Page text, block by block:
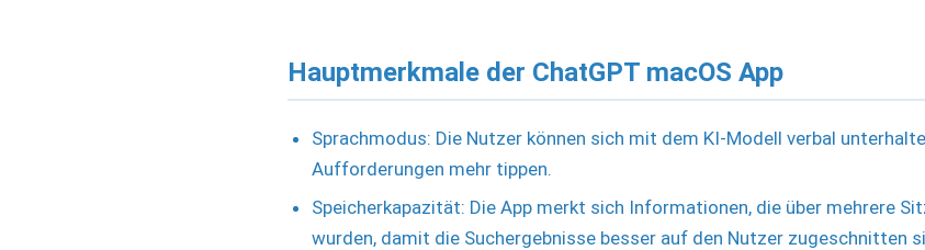
Hauptmerkmale der ChatGPT macOS App
Sprachmodus: Die Nutzer können sich mit dem KI-Modell verbal
Aufforderungen mehr tippen.
Speicherkapazität: Die App merkt sich Informationen, die über mehrere
wurden, damit die Suchergebnisse besser auf den Nutzer zugeschnitten